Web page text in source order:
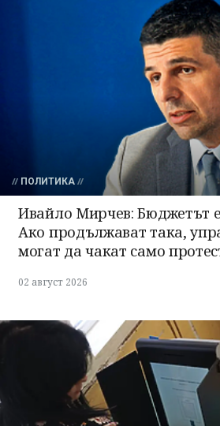
ПОЛИТИКА
Ивайло Мирчев: Бюджетът
Ако продължават така,
могат да чакат само
02 август 2026